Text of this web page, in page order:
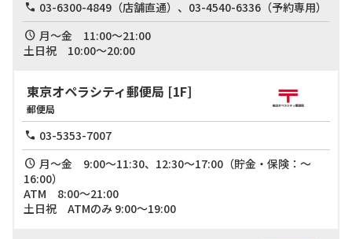
03-6300-4849（店舗直通）、03-4540-6336（予約専用）
月～金　11:00～21:00
土日祝　10:00～20:00
東京オペラシティ郵便局 [1F]
郵便局
03-5353-7007
月～金　9:00～11:30、12:30～17:00（貯金・保険：〜
16:00）
ATM　8:00～21:00
土日祝　ATMのみ 9:00～19:00